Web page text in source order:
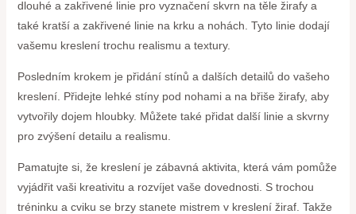
dlouhé a zakřivené linie pro vyznačení skvrn na těle žirafy a
také kratší a zakřivené linie na krku a nohách. Tyto linie dodají
vašemu kreslení trochu realismu a textury.
Posledním krokem je přidání stínů a dalších detailů do vašeho
kreslení. Přidejte lehké stíny pod nohami a na břiše žirafy, aby
vytvořily dojem hloubky. Můžete také přidat další linie a skvrny
pro zvýšení detailu a realismu.
Pamatujte si, že kreslení je zábavná aktivita, která vám pomůže
vyjádřit vaši kreativitu a rozvíjet vaše dovednosti. S trochou
tréninku a cviku se brzy stanete mistrem v kreslení žiraf. Takže